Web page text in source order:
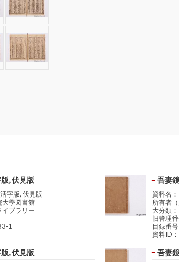
, 伏見版
字版, 伏見版
大學図書館
ブラリー
1
吾妻
資料名
所有者
大分類
旧管理
目録番
資料ID
, 伏見版 吾妻